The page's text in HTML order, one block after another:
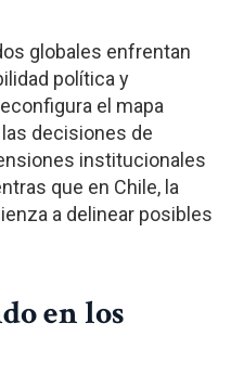
globales enfrentan
política y
el mapa
las decisiones de
institucionales
que en Chile, la
a delinear posibles
en los